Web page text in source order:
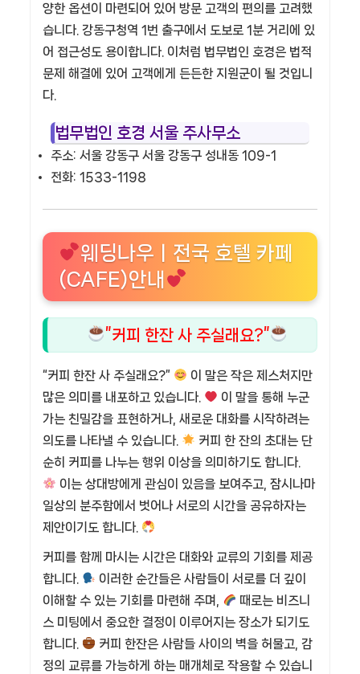
양한 옵션이 마련되어 있어 방문 고객의 편의를 고려했
습니다. 강동구청역 1번 출구에서 도보로 1분 거리에 있
어 접근성도 용이합니다. 이처럼 법무법인 호경은 법적
문제 해결에 있어 고객에게 든든한 지원군이 될 것입니
다.
법무법인 호경 서울 주사무소
주소: 서울 강동구 서울 강동구 성내동 109-1
전화: 1533-1198
웨딩나우ㅣ전국 호텔 카페
(CAFE)안내
”커피 한잔 사 주실래요?”
“커피 한잔 사 주실래요?”
이 말은 작은 제스처지만
많은 의미를 내포하고 있습니다.
이 말을 통해 누군
가는 친밀감을 표현하거나, 새로운 대화를 시작하려는
의도를 나타낼 수 있습니다.
커피 한 잔의 초대는 단
순히 커피를 나누는 행위 이상을 의미하기도 합니다.
이는 상대방에게 관심이 있음을 보여주고, 잠시나마
일상의 분주함에서 벗어나 서로의 시간을 공유하자는
제안이기도 합니다.
커피를 함께 마시는 시간은 대화와 교류의 기회를 제공
합니다.
이러한 순간들은 사람들이 서로를 더 깊이
이해할 수 있는 기회를 마련해 주며,
때로는 비즈니
스 미팅에서 중요한 결정이 이루어지는 장소가 되기도
합니다.
커피 한잔은 사람들 사이의 벽을 허물고, 감
정의 교류를 가능하게 하는 매개체로 작용할 수 있습니